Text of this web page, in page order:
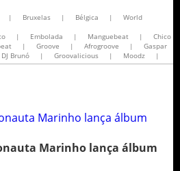
| Bruxelas | Bélgica |
World
| Embolada | Manguebeat |
Chico
| Groove | Afrogroove |
Gaspar
DJ Brunó | Groovalicious | Moodz |
Marinho lança álbum